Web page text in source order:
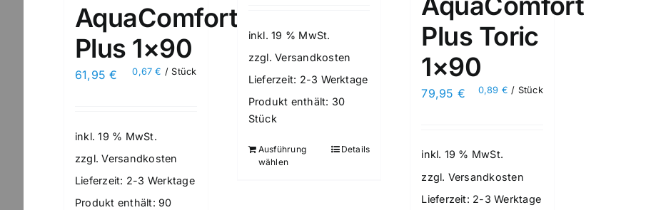
AquaComfort
Plus 1×90
61,95€ 0,67€ /Stück
inkl. 19 % MwSt.
zzgl.Versandkosten
Lieferzeit: 2-3 Werktage
Produkt enthält: 90
inkl. 19 % MwSt.
zzgl.Versandkosten
Lieferzeit: 2-3 Werktage
Produkt enthält: 30
Stück
Ausführung
wählen
Details
Plus Toric
1×90
79,95 € 0,89 € / Stück
inkl. 19 % MwSt.
zzgl. Versandkosten
Lieferzeit: 2-3 Werktage